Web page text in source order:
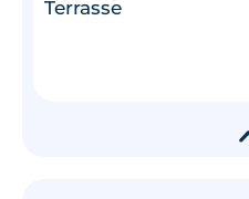
Terrasse